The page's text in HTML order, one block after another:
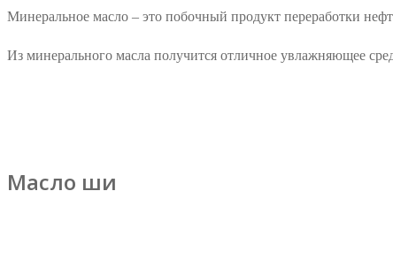
Минеральное масло – это побочный продукт переработки
Из минерального масла получится отличное увлажняющее
Масло ши